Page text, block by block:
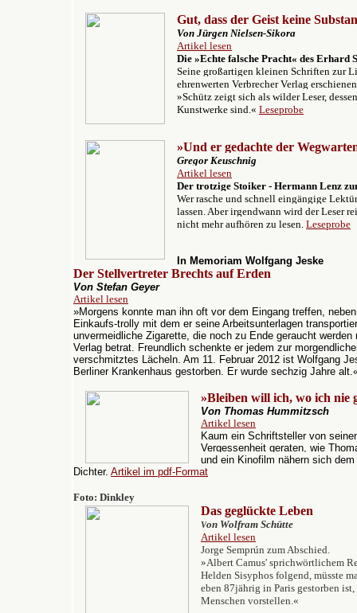
Gut, dass der Geist keine
Von Jürgen Nielsen-Sikora
Artikel lesen
Die »Echte falsche Pracht« des Erhard
Seine großartigen kleinen Schriften zur
ehrenwerten Verbrecher Verlag
»Schütz zeigt sich als wilder Leser,
Kunstwerke sind.« Leseprobe
»Und er gedachte der
Gregor Keuschnig
Artikel lesen
Der trotzige Stoiker - Hermann Lenz
Wer rasche und schnell eingängige
lassen. Aber irgendwann wird der Leser
nicht mehr aufhören zu lesen. Leseprobe
In Memoriam Wolfgang Jeske
Der Stellvertreter Brechts auf Erden
Von Stefan Geyer
Artikel lesen
»Morgens konnte man ihn oft vor dem Eingang treffen,
Einkaufs-trolly mit dem er seine Arbeitsunterlagen
unvermeidliche Zigarette, die noch zu Ende geraucht
Verlag betrat. Freundlich schenkte er jedem zur
verschmitztes Lächeln. Am 11. Februar 2012 ist Wolfgang
Berliner Krankenhaus gestorben. Er wurde sechzig Jahre alt.
»Bleiben will ich, wo ich nie
Von Thomas Hummitzsch
Artikel lesen
Kaum ein Schriftsteller von
Vergessenheit geraten, wie
und ein Kinofilm nähern sich
Dichter. Artikel im pdf-Format
Foto: Dinkley
Das geglückte Leben
Von Wolfram Schütte
Artikel lesen
Jorge Semprún zum Abschied.
»Albert Camus' sprichwörtlichem
Helden Sisyphos folgend, müsste
eben 87jährig in Paris gestorben
Menschen vorstellen.«